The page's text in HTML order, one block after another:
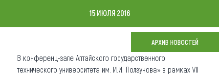
Что привезти (сувениры)
15 ИЮЛЯ 2016
АРХИВ НОВОСТЕЙ
В конференц-зале Алтайского государственного
технического университета им. И.И. Ползунова» в рамках VII